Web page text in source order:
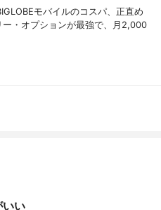
モバイルのコスパ、正直め
・オプションが最強で、月2,000
いい